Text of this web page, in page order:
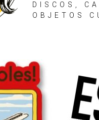
DISCOS,
OBJETOS